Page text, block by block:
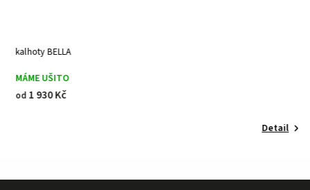
kalhoty BELLA
MÁME UŠITO
od1 930 Kč
Detail